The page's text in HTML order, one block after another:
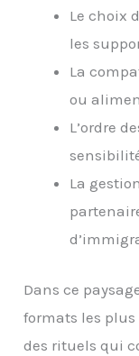
Le choix
les
La
ou
L’ordre
La
Dans ce
formats les
des rituels qui